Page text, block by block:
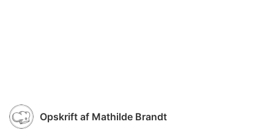
Opskrift af Mathilde Brandt